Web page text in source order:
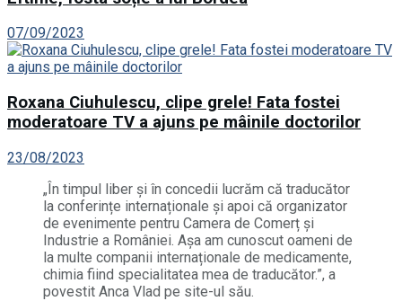
07/09/2023
Roxana Ciuhulescu, clipe grele! Fata fostei
moderatoare TV a ajuns pe mâinile doctorilor
23/08/2023
„În timpul liber și în concedii lucrăm că traducător
la conferințe internaționale și apoi că organizator
de evenimente pentru Camera de Comerț și
Industrie a României. Așa am cunoscut oameni de
la multe companii internaționale de medicamente,
chimia fiind specialitatea mea de traducător.”, a
povestit Anca Vlad pe site-ul său.